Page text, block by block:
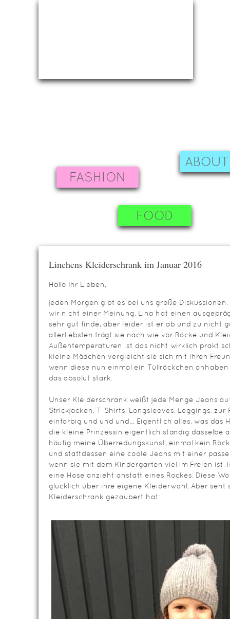
FASHION
FOOD
Linchens Kleiderschrank im Januar 2016
Hallo Ihr Lieben,
jeden Morgen gibt es bei uns große
wir nicht einer Meinung. Lina hat einen
sehr gut finde, aber leider ist er ab und zu nicht
allerliebsten trägt sie nach wie vor Röcke und
Außentemperaturen ist das nicht wirklich
kleine Mädchen vergleicht sie sich mit ihren
wenn diese nun einmal ein Tüllröckchen
das absolut stark.
Unser Kleiderschrank weißt jede Menge Jeans
Strickjacken, T-Shirts, Longsleeves, Leggings,
einfarbig und und und… Eigentlich alles, was das
die kleine Prinzessin eigentlich ständig dasselbe
häufig meine Überredungskunst, einmal kein
und stattdessen eine coole Jeans mit einer
wenn sie mit dem Kindergarten viel im Freien ist,
eine Hose anzieht anstatt eines Rockes. Diese
glücklich über ihre eigene Kleiderwahl. Aber seht
Kleiderschrank gezaubert hat: